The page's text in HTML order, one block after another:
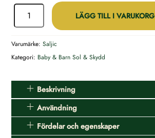
Pronasol
Natural
Sun
Lotion
LÄGG TILL I VARUKORG
Varumärke:Saljic
Kategori: Baby & Barn Sol & Skydd
Beskrivning
Användning
Fördelar och egenskaper